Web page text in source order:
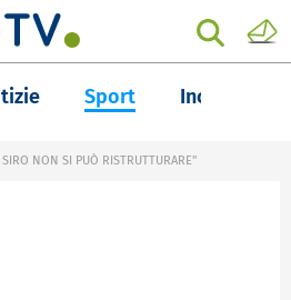
Sport Inchieste
NON SI PUÒ RISTRUTTURARE"